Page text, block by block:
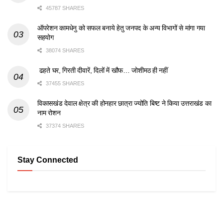
45787 SHARES
ऑपरेशन कामधेनु को सफल बनाये हेतु जनपद के अन्य विभागों से मांगा गया
सहयोग
38074 SHARES
ढहते घर, गिरती दीवारें, दिलों में खौफ… जोशीमठ ही नहीं
37455 SHARES
विकासखंड देवाल क्षेत्र की होनहार छात्रा ज्योति बिष्ट ने किया उत्तराखंड का
नाम रोशन
37374 SHARES
Stay Connected